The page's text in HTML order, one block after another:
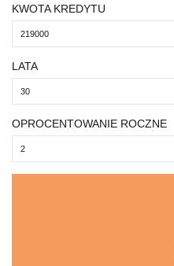
KWOTA KREDYTU
LATA
OPROCENTOWANIE ROCZNE